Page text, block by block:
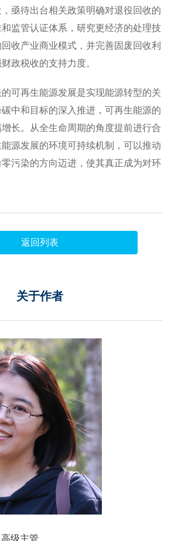
亟待出台相关政策明确对退役回收的
监管认证体系，研究更经济的处理技
收产业商业模式，并完善固废回收利
政税收的支持力度。
可再生能源发展是实现能源转型的关
中和目标的深入推进，可再生能源的
长。从全生命周期的角度提前进行合
源发展的环境可持续机制，可以推动
污染的方向迈进，使其真正成为对环
返回列表
关于作者
级主管